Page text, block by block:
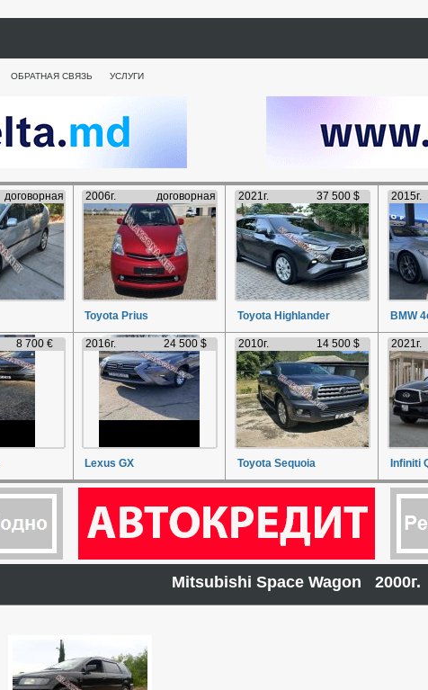
ОБРАТНАЯ СВЯЗЬ УСЛУГИ
договорная 2006г. договорная
Toyota Prius
2021г. 37 500 $
Toyota Highlander
2015г.
BMW
8 700 € 2016г. 24 500 $
Lexus GX
2010г. 14 500 $
Toyota Sequoia
2021г.
Infiniti
Mitsubishi Space Wagon